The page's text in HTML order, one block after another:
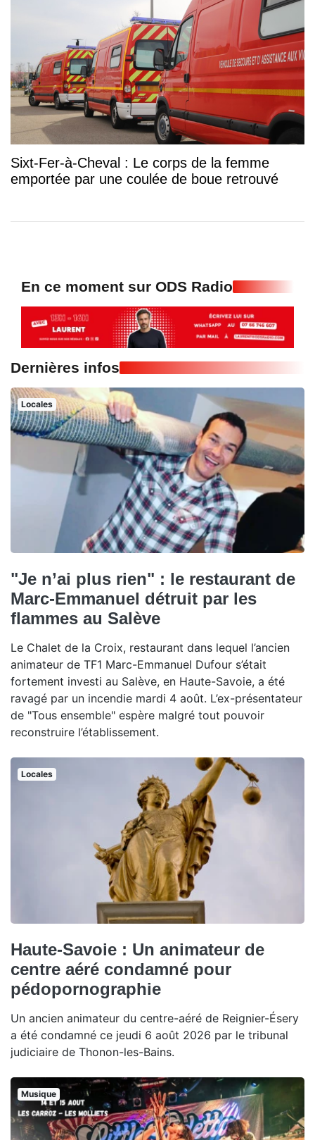
Sixt-Fer-à-Cheval : Le corps de la femme
emportée par une coulée de boue retrouvé
En ce moment sur ODS Radio
Dernières infos
Locales
"Je n’ai plus rien" : le restaurant de
Marc-Emmanuel détruit par les
flammes au Salève
Le Chalet de la Croix, restaurant dans lequel l’ancien
animateur de TF1 Marc-Emmanuel Dufour s’était
fortement investi au Salève, en Haute-Savoie, a été
ravagé par un incendie mardi 4 août. L’ex-présentateur
de "Tous ensemble" espère malgré tout pouvoir
reconstruire l’établissement.
Locales
Haute-Savoie : Un animateur de
centre aéré condamné pour
pédopornographie
Un ancien animateur du centre-aéré de Reignier-Ésery
a été condamné ce jeudi 6 août 2026 par le tribunal
judiciaire de Thonon-les-Bains.
Musique